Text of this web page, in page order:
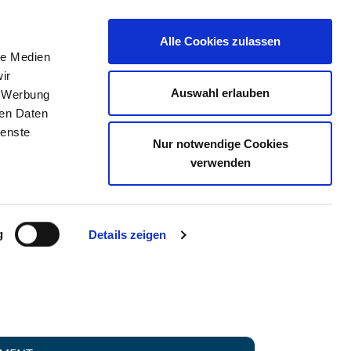
Medien
Daten
Details zeigen
Alle Cookies zulassen
Auswahl erlauben
Nur notwendige Cookies
verwenden
KONTAKT IHRE MEINUNG